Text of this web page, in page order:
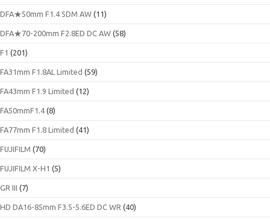
DFA★50mm F1.4 SDM AW (11)
DFA★70-200mm F2.8ED DC AW (58)
F1 (201)
FA31mm F1.8AL Limited (59)
FA43mm F1.9 Limited (12)
FA50mmF1.4 (8)
FA77mm F1.8 Limited (41)
FUJIFILM (70)
FUJIFILM X-H1 (5)
GR III (7)
HD DA16-85mm F3.5-5.6ED DC WR (40)